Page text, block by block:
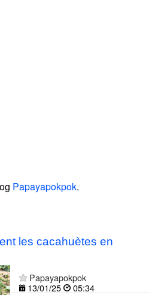
Papayapokpok.
les cacahuètes en
Papayapokpok
13/01/25
05:34